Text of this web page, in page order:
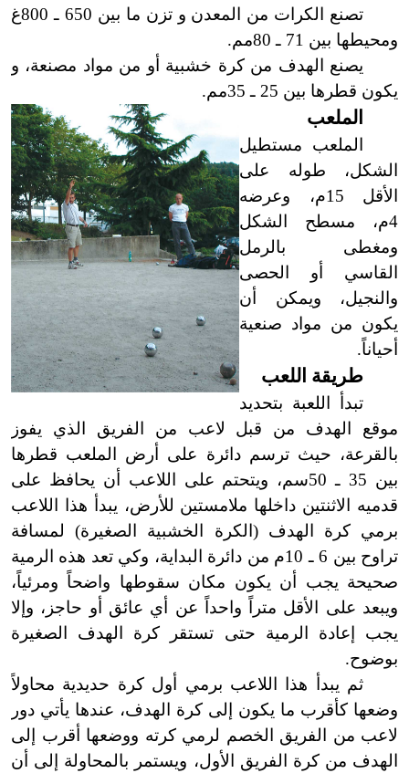
تصنع الكرات من المعدن و تزن ما بين 650 ـ 800غ
ومحيطها بين 71 ـ 80مم.
يصنع الهدف من كرة خشبية أو من مواد مصنعة، و
يكون قطرها بين 25 ـ 35مم.
الملعب
الملعب مستطيل
الشكل، طوله على
الأقل 15م، وعرضه
4م، مسطح الشكل
ومغطى بالرمل
القاسي أو الحصى
والنجيل، ويمكن أن
يكون من مواد صنعية
أحياناً.
طريقة اللعب
تبدأ اللعبة بتحديد
موقع الهدف من قبل لاعب من الفريق الذي يفوز
بالقرعة، حيث ترسم دائرة على أرض الملعب قطرها
بين 35 ـ 50سم، ويتحتم على اللاعب أن يحافظ على
قدميه الاثنتين داخلها ملامستين للأرض، يبدأ هذا اللاعب
برمي كرة الهدف (الكرة الخشبية الصغيرة) لمسافة
تراوح بين 6 ـ 10م من دائرة البداية، وكي تعد هذه الرمية
صحيحة يجب أن يكون مكان سقوطها واضحاً ومرئياً،
ويبعد على الأقل متراً واحداً عن أي عائق أو حاجز، وإلا
يجب إعادة الرمية حتى تستقر كرة الهدف الصغيرة
بوضوح.
ثم يبدأ هذا اللاعب برمي أول كرة حديدية محاولاً
وضعها كأقرب ما يكون إلى كرة الهدف، عندها يأتي دور
لاعب من الفريق الخصم لرمي كرته ووضعها أقرب إلى
الهدف من كرة الفريق الأول، ويستمر بالمحاولة إلى أن